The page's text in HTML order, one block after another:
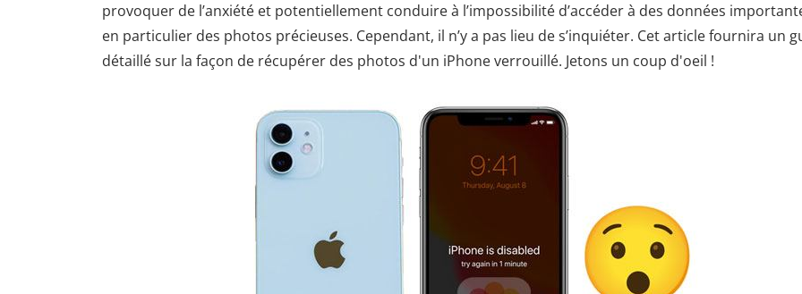
provoquer de l’anxiété et potentiellement conduire à l’impossibilité d’accéder à des données
en particulier des photos précieuses. Cependant, il n’y a pas lieu de s’inquiéter. Cet article fournira un
détaillé sur la façon de récupérer des photos d'un iPhone verrouillé. Jetons un coup d'oeil !